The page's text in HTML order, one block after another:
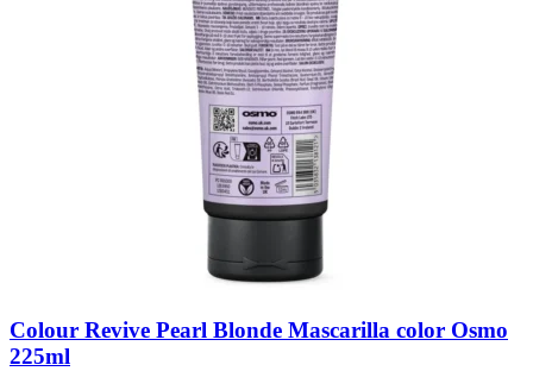
Colour Revive Pearl Blonde Mascarilla color Osmo
225ml